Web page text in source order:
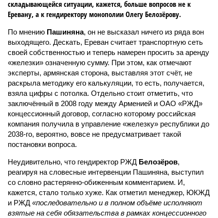
складывающейся ситуации, кажется, больше вопросов не к
Еревану, а к гендиректору монополии Олегу Белозёрову.
По мнению Пашиняна, он не высказал ничего из ряда вон
выходящего. Дескать, Ереван считает транспортную сеть
своей собственностью и теперь намерен просить за аренду
«железки» означенную сумму. При этом, как отмечают
эксперты, армянская сторона, выставляя этот счёт, не
раскрыла методику его калькуляции, то есть, получается,
взяла цифры с потолка. Отдельно стоит отметить, что
заключённый в 2008 году между Арменией и ОАО «РЖД»
концессионный договор, согласно которому российская
компания получила в управление «железку» республики до
2038-го, вероятно, вовсе не предусматривает такой
постановки вопроса.
Неудивительно, что гендиректор РЖД Белозёров,
реагируя на словесные интервенции Пашиняна, выступил
со словно растерянно-обиженным комментарием. И,
кажется, стало только хуже. Как отметил менеджер, ЮКЖД
и РЖД «последовательно и в полном объёме исполняют
взятые на себя обязательства в рамках концессионного